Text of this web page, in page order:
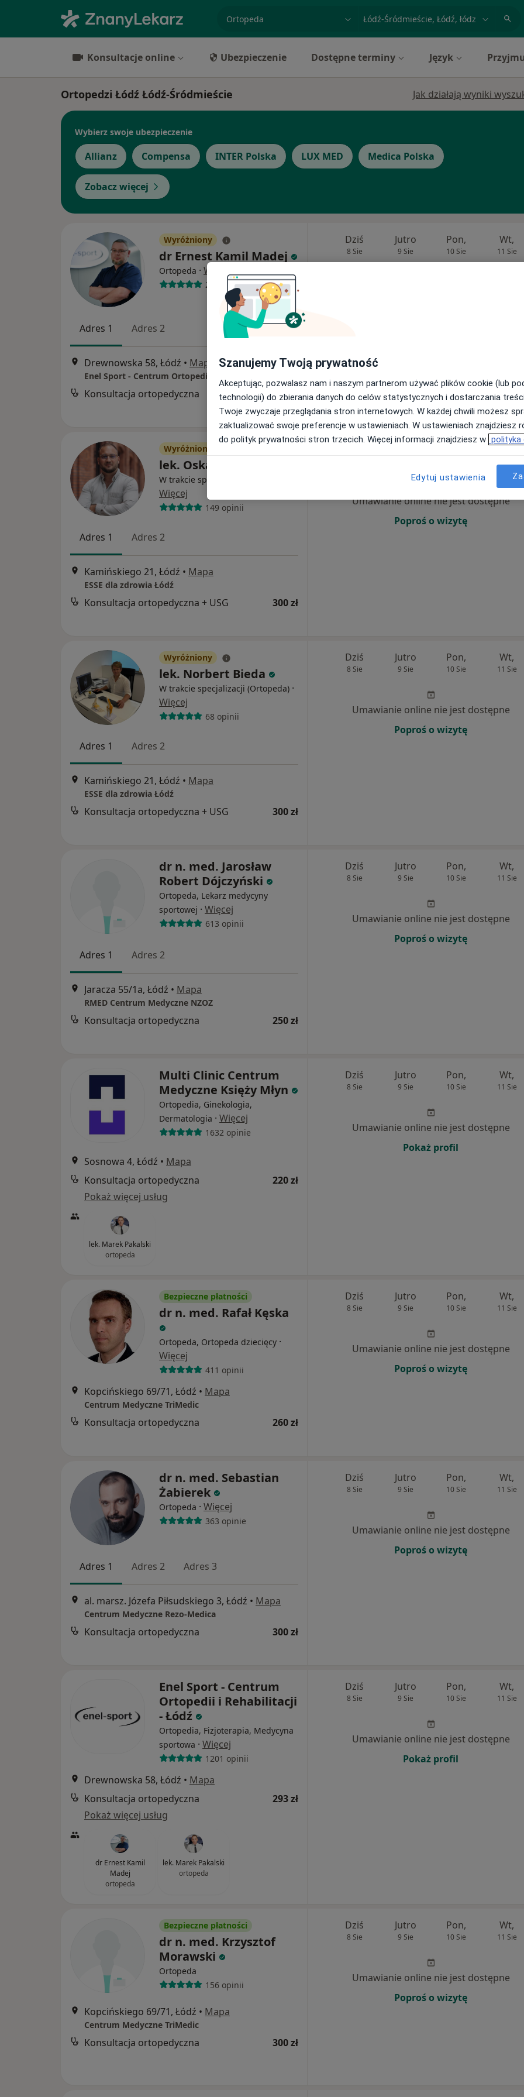
specjalizacja, badanie lub nazwiskomiasto lub dzielnica
Konsultacje online Ubezpieczenie Dostępne terminy Język
Ortopedzi Łódź Łódź-Śródmieście Jak działają wyniki
Wybierz swoje ubezpieczenie
Allianz Compensa INTER Polska LUX MED Medica Polska
Zobacz więcej
Wyróżniony
dr Ernest Kamil Madej
Ortopeda · Więcej
289 opinii
Adres 1 Adres 2
Drewnowska 58, Łódź • Mapa
Enel Sport - Centrum Ortopedii i Rehabilitacji - Łódź
Konsultacja ortopedyczna 293 zł
Dziś
8 Sie
Jutro
9 Sie
Pon,
10 Sie
Wt,
11 Sie
Wyróżniony
lek. Oskar Mikołajczyk
W trakcie specjalizacji (Ortopeda)
Więcej
149 opinii
Adres 1 Adres 2
Kamińskiego 21, Łódź • Mapa
ESSE dla zdrowia Łódź
Konsultacja ortopedyczna + USG 300 zł
Pon, Wt,
Umawianie online nie jest dostępne
Poproś o wizytę
Wyróżniony
lek. Norbert Bieda
W trakcie specjalizacji (Ortopeda) ·
Więcej
68 opinii
Adres 1 Adres 2
Kamińskiego 21, Łódź • Mapa
ESSE dla zdrowia Łódź
Konsultacja ortopedyczna + USG 300 zł
Dziś
8 Sie
Jutro
9 Sie
Pon,
10 Sie
Wt,
11 Sie
Umawianie online nie jest dostępne
Poproś o wizytę
dr n. med. Jarosław
Robert Dójczyński
Ortopeda, Lekarz medycyny
sportowej · Więcej
613 opinii
Adres 1 Adres 2
Jaracza 55/1a, Łódź • Mapa
RMED Centrum Medyczne NZOZ
Konsultacja ortopedyczna 250 zł
Dziś
8 Sie
Jutro
9 Sie
Pon,
10 Sie
Wt,
11 Sie
Umawianie online nie jest dostępne
Poproś o wizytę
Multi Clinic Centrum
Medyczne Księży Młyn
Ortopedia, Ginekologia,
Dermatologia · Więcej
1632 opinie
Sosnowa 4, Łódź • Mapa
Konsultacja ortopedyczna
220 zł
Pokaż więcej usług
lek. Marek Pakalski
ortopeda
Dziś
8 Sie
Jutro
9 Sie
Pon,
10 Sie
Wt,
11 Sie
Umawianie online nie jest dostępne
Pokaż profil
Bezpieczne płatności
dr n. med. Rafał Kęska
Ortopeda, Ortopeda dziecięcy ·
Więcej
411 opinii
Kopcińskiego 69/71, Łódź • Mapa
Centrum Medyczne TriMedic
Konsultacja ortopedyczna 260 zł
Dziś
8 Sie
Jutro
9 Sie
Pon,
10 Sie
Wt,
11 Sie
Umawianie online nie jest dostępne
Poproś o wizytę
dr n. med. Sebastian
Żabierek
Ortopeda · Więcej
363 opinie
Adres 1 Adres 2 Adres 3
al. marsz. Józefa Piłsudskiego 3, Łódź • Mapa
Centrum Medyczne Rezo-Medica
Konsultacja ortopedyczna 300 zł
Dziś
8 Sie
Jutro
9 Sie
Pon,
10 Sie
Wt,
11 Sie
Umawianie online nie jest dostępne
Poproś o wizytę
Enel Sport - Centrum
Ortopedii i Rehabilitacji
- Łódź
Ortopedia, Fizjoterapia, Medycyna
sportowa · Więcej
1201 opinii
Drewnowska 58, Łódź • Mapa
Konsultacja ortopedyczna
293 zł
Pokaż więcej usług
dr Ernest Kamil
Madej
ortopeda
lek. Marek Pakalski
ortopeda
Dziś
8 Sie
Jutro
9 Sie
Pon,
10 Sie
Wt,
11 Sie
Umawianie online nie jest dostępne
Pokaż profil
Bezpieczne płatności
dr n. med. Krzysztof
Morawski
Ortopeda
156 opinii
Kopcińskiego 69/71, Łódź • Mapa
Centrum Medyczne TriMedic
Konsultacja ortopedyczna 300 zł
Dziś
8 Sie
Jutro
9 Sie
Pon,
10 Sie
Wt,
11 Sie
Umawianie online nie jest dostępne
Poproś o wizytę
Szanujemy Twoją prywatność
Akceptując, pozwalasz nam i naszym partnerom używać plików cookie (lub
technologii) do zbierania danych do celów statystycznych i dostarczania
Twoje zwyczaje przeglądania stron internetowych. W każdej chwili możesz
zaktualizować swoje preferencje w ustawieniach. W ustawieniach znajdziesz
do polityk prywatności stron trzecich. Więcej informacji znajdziesz w polityka
Edytuj ustawienia